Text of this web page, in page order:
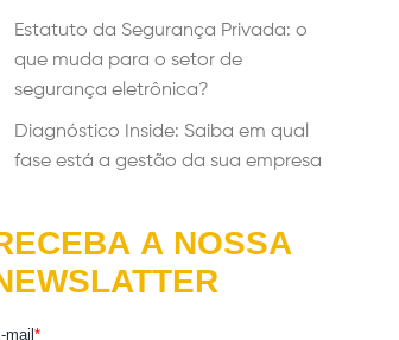
Estatuto da Segurança Privada: o
que muda para o setor de
segurança eletrônica?
Diagnóstico Inside: Saiba em qual
fase está a gestão da sua empresa